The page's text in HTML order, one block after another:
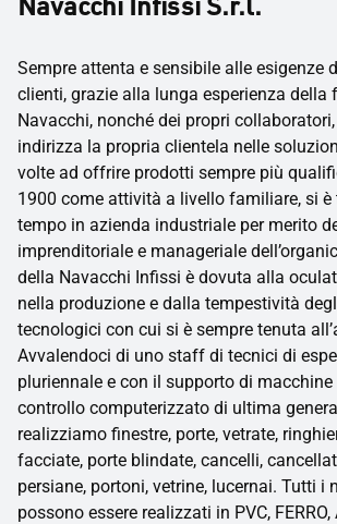
Sempre attenta e sensibile alle esigenze
clienti, grazie alla lunga esperienza della
Navacchi, nonché dei propri
indirizza la propria clientela nelle
volte ad offrire prodotti sempre più
1900 come attività a livello familiare, si
tempo in azienda industriale per merito
imprenditoriale e manageriale
della Navacchi Infissi è dovuta alla
nella produzione e dalla tempestività
tecnologici con cui si è sempre tenuta
Avvalendoci di uno staff di tecnici di
pluriennale e con il supporto di
controllo computerizzato di ultima
realizziamo finestre, porte, vetrate,
facciate, porte blindate, cancelli,
persiane, portoni, vetrine, lucernai. Tutti i
possono essere realizzati in PVC, FERRO,